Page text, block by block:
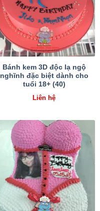
Bánh kem 3D độc lạ ngộ
nghĩnh đặc biệt dành cho
tuổi 18+ (40)
Liên hệ